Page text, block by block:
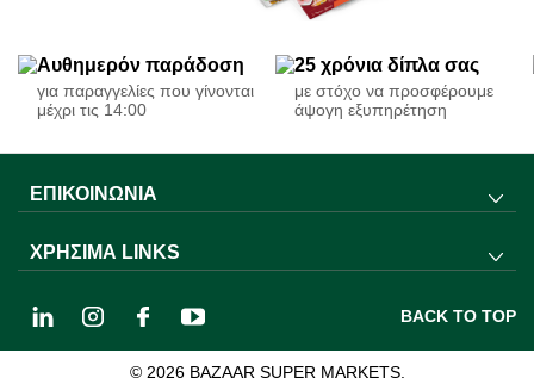
Αυθημερόν παράδοση
για παραγγελίες που γίνονται
μέχρι τις 14:00
25 χρόνια δίπλα σας
με στόχο να προσφέρουμε
άψογη εξυπηρέτηση
ΕΠΙΚΟΙΝΩΝΊΑ
ΧΡΉΣΙΜΑ LINKS
BACK TO TOP
© 2026 BAZAAR SUPER MARKETS.